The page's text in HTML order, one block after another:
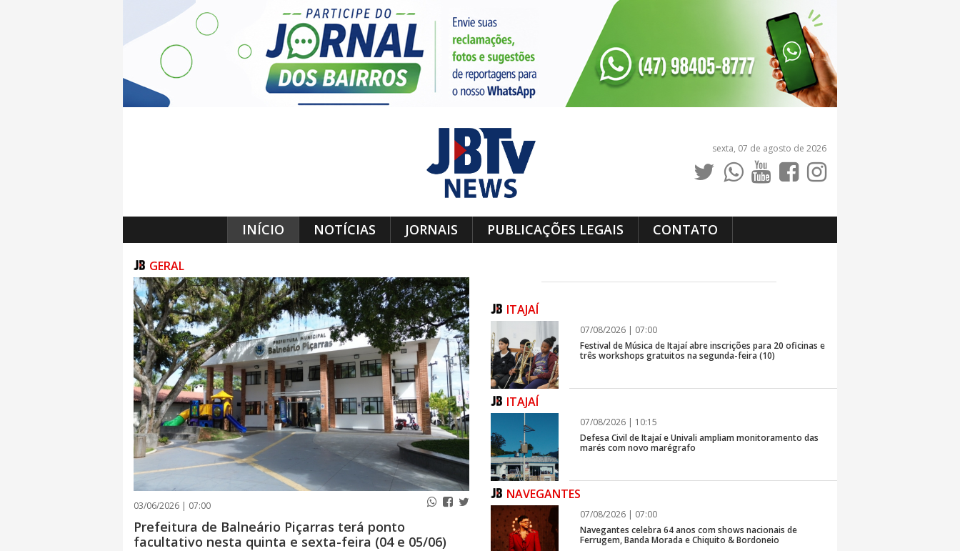
sexta, 07 de agosto de 2026
INÍCIO NOTÍCIAS JORNAIS PUBLICAÇÕES LEGAIS CONTATO
GERAL
03/06/2026 | 07:00
Prefeitura de Balneário Piçarras terá ponto
facultativo nesta quinta e sexta-feira (04 e 05/06)
ITAJAÍ
07/08/2026 | 07:00
Festival de Música de Itajaí abre inscrições para 20 oficinas e
três workshops gratuitos na segunda-feira (10)
ITAJAÍ
07/08/2026 | 10:15
Defesa Civil de Itajaí e Univali ampliam monitoramento das
marés com novo marégrafo
NAVEGANTES
07/08/2026 | 07:00
Navegantes celebra 64 anos com shows nacionais de
Ferrugem, Banda Morada e Chiquito & Bordoneio